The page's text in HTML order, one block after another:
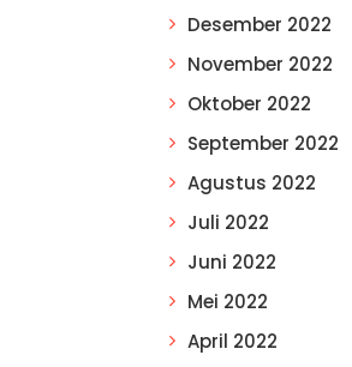
Desember 2022
November 2022
Oktober 2022
September 2022
Agustus 2022
Juli 2022
Juni 2022
Mei 2022
April 2022